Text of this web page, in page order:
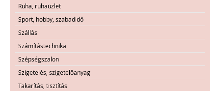
Ruha, ruhaüzlet
Sport, hobby, szabadidő
Szállás
Számítástechnika
Szépségszalon
Szigetelés, szigetelőanyag
Takarítás, tisztítás